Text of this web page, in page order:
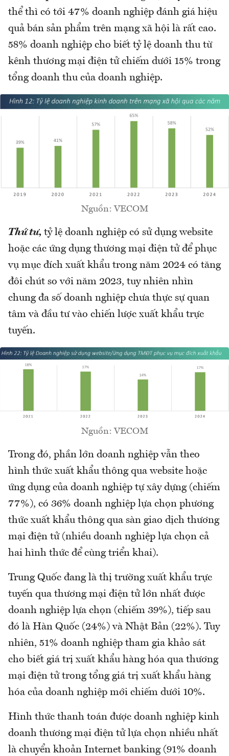
thể thì có tới 47% doanh nghiệp đánh giá hiệu
quả bán sản phẩm trên mạng xã hội là rất cao.
58% doanh nghiệp cho biết tỷ lệ doanh thu từ
kênh thương mại điện tử chiếm dưới 15% trong
tổng doanh thu của doanh nghiệp.
Nguồn: VECOM
Thứ tư, tỷ lệ doanh nghiệp có sử dụng website
hoặc các ứng dụng thương mại điện tử để phục
vụ mục đích xuất khẩu trong năm 2024 có tăng
đôi chút so với năm 2023, tuy nhiên nhìn
chung đa số doanh nghiệp chưa thực sự quan
tâm và đầu tư vào chiến lược xuất khẩu trực
tuyến.
Nguồn: VECOM
Trong đó, phần lớn doanh nghiệp vẫn theo
hình thức xuất khẩu thông qua website hoặc
ứng dụng của doanh nghiệp tự xây dựng (chiếm
77%), có 36% doanh nghiệp lựa chọn phương
thức xuất khẩu thông qua sàn giao dịch thương
mại điện tử (nhiều doanh nghiệp lựa chọn cả
hai hình thức để cùng triển khai).
Trung Quốc đang là thị trường xuất khẩu trực
tuyến qua thương mại điện tử lớn nhất được
doanh nghiệp lựa chọn (chiếm 39%), tiếp sau
đó là Hàn Quốc (24%) và Nhật Bản (22%). Tuy
nhiên, 51% doanh nghiệp tham gia khảo sát
cho biết giá trị xuất khẩu hàng hóa qua thương
mại điện tử trong tổng giá trị xuất khẩu hàng
hóa của doanh nghiệp mới chiếm dưới 10%.
Hình thức thanh toán được doanh nghiệp kinh
doanh thương mại điện tử lựa chọn nhiều nhất
là chuyển khoản Internet banking (91% doanh